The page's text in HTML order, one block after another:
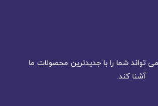
تواند شما را با جدیدترین محصولات ما
آشنا کند.